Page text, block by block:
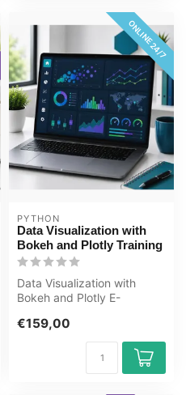
ONLINE 24/7
PYTHON
Data Visualization with
Bokeh and Plotly Training
Data Visualization with
Bokeh and Plotly E-
Gecertificeerde doc...
€159,00